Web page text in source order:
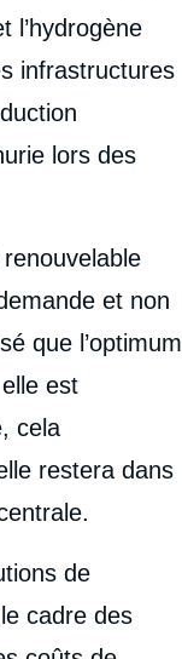
l’hydrogène
infrastructures
lors des
et non
que l’optimum
est
cela
restera dans
de
cadre des